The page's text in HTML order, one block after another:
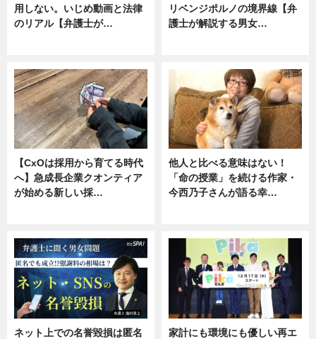
用しない。いじめ動画と法律
のリアル【弁護士が…
リベンジポルノの境界線【弁
護士が解説する男女…
【CxOは採用から育てる時代
へ】急成長企業クオンティア
が始める新しい採…
他人と比べる意味はない！
「命の授業」を続ける作家・
今西乃子さんが語る幸…
ネット上での名誉毀損は匿名
家計にも環境にも優しい再エ